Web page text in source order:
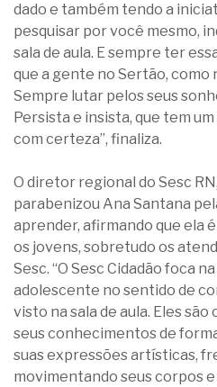
dado e também tendo a
pesquisar por você mesmo,
sala de aula. E sempre ter
que a gente no Sertão,
Sempre lutar pelos seus
Persista e insista, que tem
com certeza”, finaliza.
O diretor regional do Sesc
parabenizou Ana Santana
aprender, afirmando que ela
os jovens, sobretudo os
Sesc. “O Sesc Cidadão foca
adolescente no sentido de
visto na sala de aula. Eles
seus conhecimentos de
suas expressões artísticas,
movimentando seus corpos